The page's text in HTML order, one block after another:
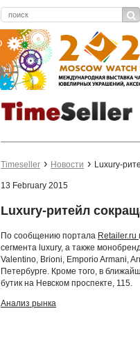
Timeseller Новости Luxury-
13 February 2015
Luxury-ритейл
По сообщению портала Retailer.ru
сегмента luxury, а также
Valentino, Brioni, Emporio Armani,
Петербурге. Кроме того, в
бутик на Невском проспекте, 115.
Анализ рынка